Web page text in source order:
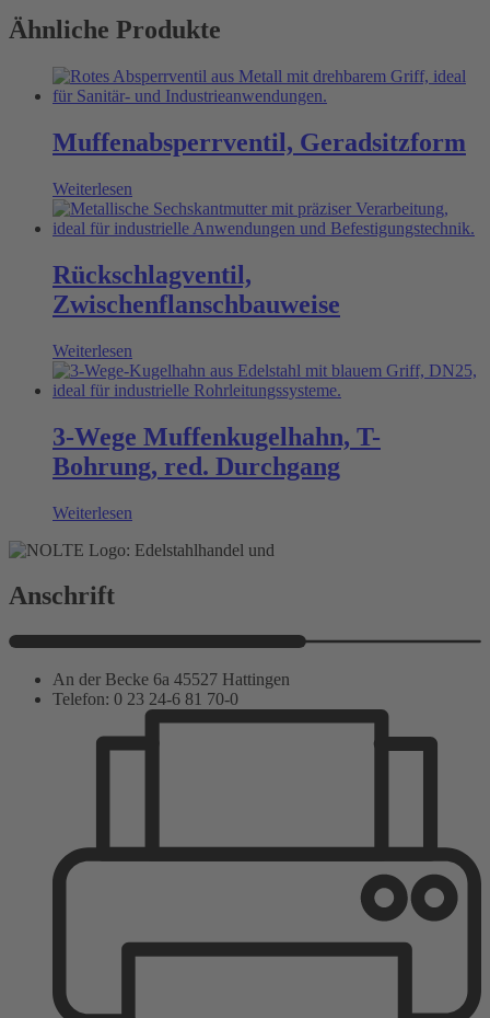
Ähnliche Produkte
Muffenabsperrventil, Geradsitzform
Weiterlesen
Rückschlagventil,
Zwischenflanschbauweise
Weiterlesen
3-Wege Muffenkugelhahn, T-
Bohrung, red. Durchgang
Weiterlesen
Anschrift
An der Becke 6a 45527 Hattingen
Telefon: 0 23 24-6 81 70-0